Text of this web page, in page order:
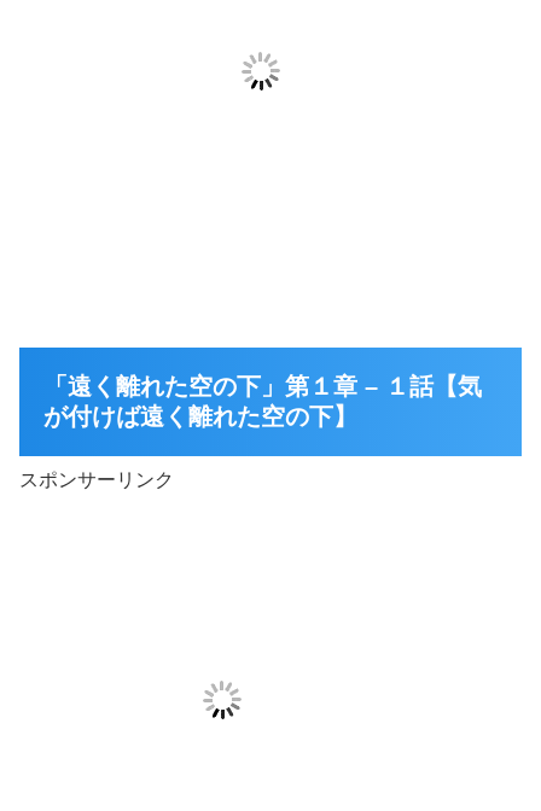
「遠く離れた空の下」第１章 – １話【気
が付けば遠く離れた空の下】
スポンサーリンク